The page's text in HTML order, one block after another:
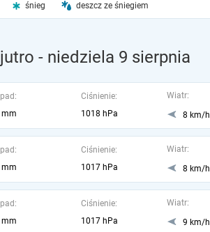
śnieg deszcz ze śniegiem
- niedziela 9 sierpnia
mm
Ciśnienie:
1018 hPa
Wiatr:
8 km/h
mm
Ciśnienie:
1017 hPa
Wiatr:
8 km/h
mm
Ciśnienie:
1017 hPa
Wiatr:
9 km/h